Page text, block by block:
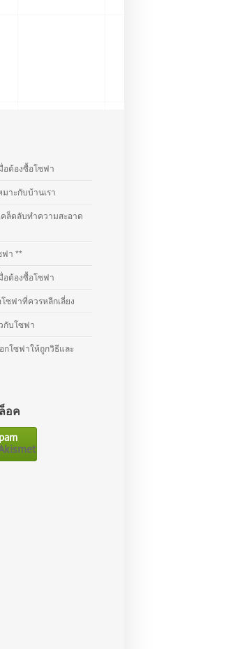
อต้องซื้อโซฟา
าะกับบ้านเรา
คล็ดลับทำความสะอาด
ฟา **
อต้องซื้อโซฟา
ซฟาที่ควรหลีกเลี่ยง
กับโซฟา
กโซฟาให้ถูกวิธีและ
อค